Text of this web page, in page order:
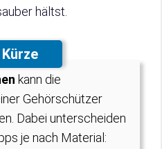
hältst.
kann die
Gehörschützer
Dabei unterscheiden
je nach Material: